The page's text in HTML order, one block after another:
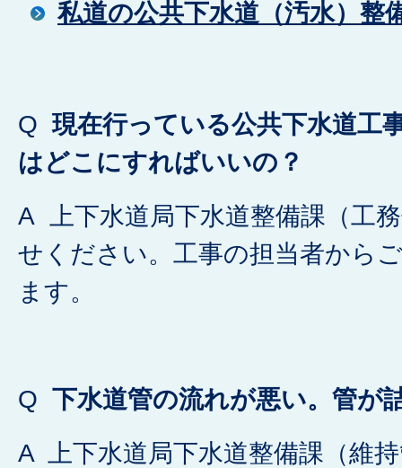
私道の公共下水道（汚水）整
Q現在行っている公共下水道工
はどこにすればいいの？
A 上下水道局下水道整備課（工
せください。工事の担当者から
ます。
Q 下水道管の流れが悪い。管が
A 上下水道局下水道整備課（維